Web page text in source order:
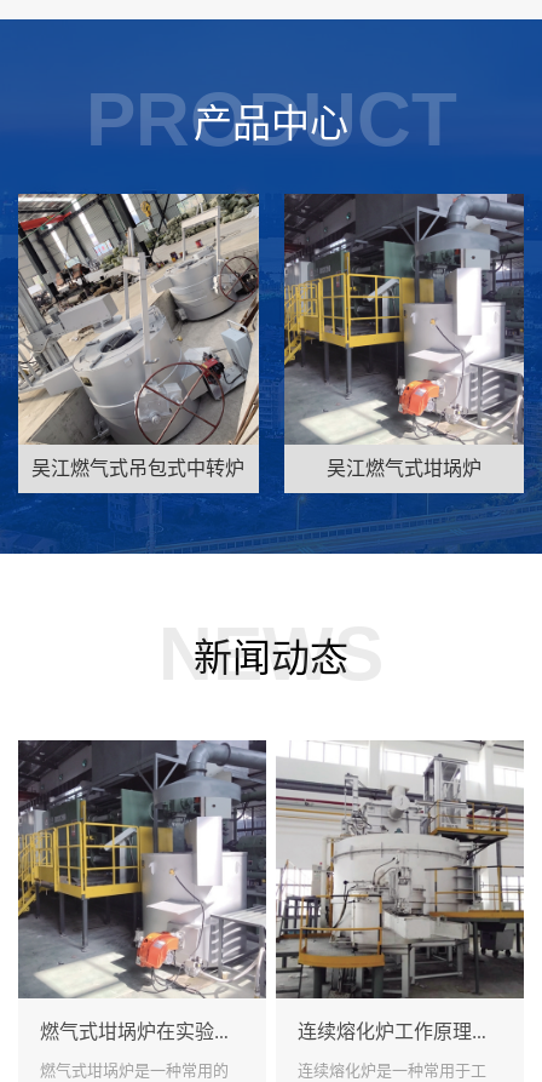
产品中心
PRODUCT
吴江燃气式吊包式中转炉 吴江燃气式坩埚炉
新闻动态
NEWS
燃气式坩埚炉在实验室中的应用有哪些？
燃气式坩埚炉是一种常用的
连续熔化炉工作原理及性能如何？
连续熔化炉是一种常用于工